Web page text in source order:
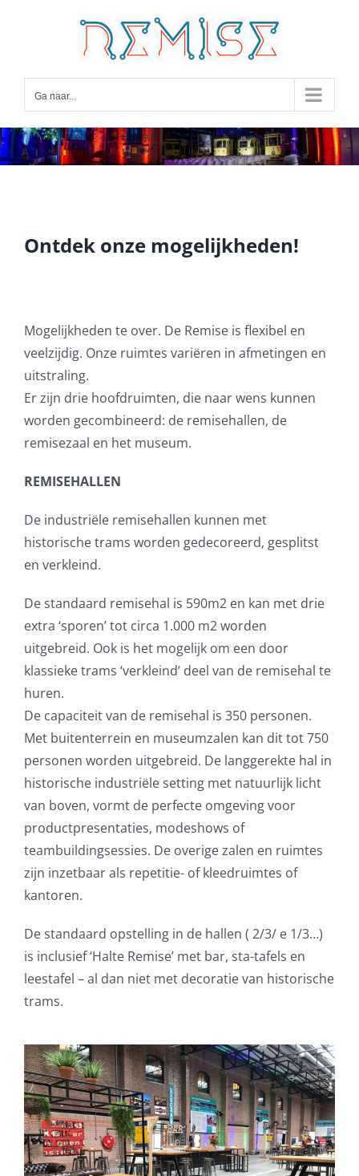
Ga naar...
Ontdek onze mogelijkheden!
Mogelijkheden te over. De Remise is flexibel en
veelzijdig. Onze ruimtes variëren in afmetingen en
uitstraling.
Er zijn drie hoofdruimten, die naar wens kunnen
worden gecombineerd: de remisehallen, de
remisezaal en het museum.
REMISEHALLEN
De industriële remisehallen kunnen met
historische trams worden gedecoreerd, gesplitst
en verkleind.
De standaard remisehal is 590m2 en kan met drie
extra ‘sporen’ tot circa 1.000 m2 worden
uitgebreid. Ook is het mogelijk om een door
klassieke trams ‘verkleind’ deel van de remisehal te
huren.
De capaciteit van de remisehal is 350 personen.
Met buitenterrein en museumzalen kan dit tot 750
personen worden uitgebreid. De langgerekte hal in
historische industriële setting met natuurlijk licht
van boven, vormt de perfecte omgeving voor
productpresentaties, modeshows of
teambuildingsessies. De overige zalen en ruimtes
zijn inzetbaar als repetitie- of kleedruimtes of
kantoren.
De standaard opstelling in de hallen ( 2/3/ e 1/3…)
is inclusief ‘Halte Remise’ met bar, sta-tafels en
leestafel – al dan niet met decoratie van historische
trams.